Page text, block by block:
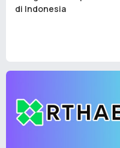
di Indonesia